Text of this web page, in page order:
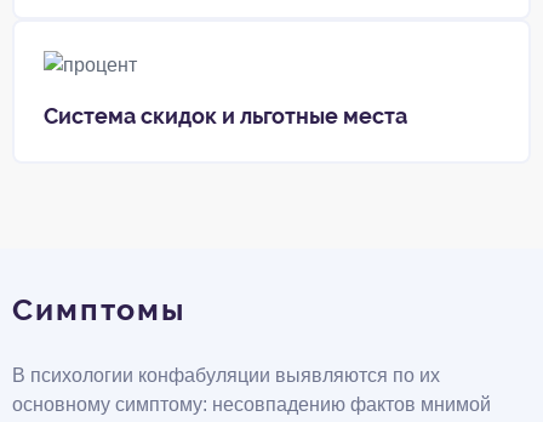
Система скидок и льготные места
Симптомы
В психологии конфабуляции выявляются по их
основному симптому: несовпадению фактов мнимой